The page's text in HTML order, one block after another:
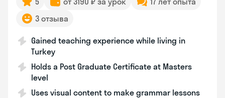
3 отзыва
Gained teaching experience while living in
Turkey
Holds a Post Graduate Certificate at Masters
level
Uses visual content to make grammar lessons